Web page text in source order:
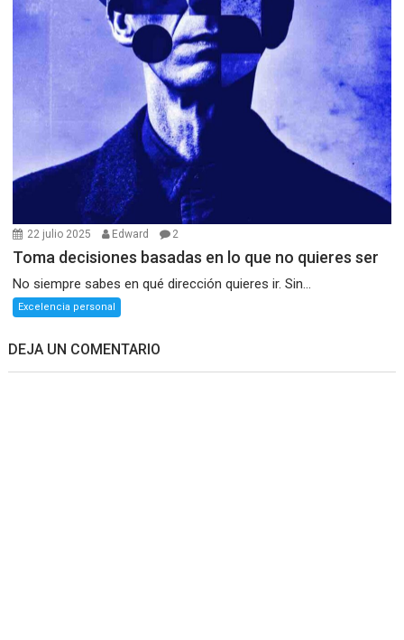
22 julio 2025 Edward 2
Toma decisiones basadas en lo que no quieres ser
No siempre sabes en qué dirección quieres ir. Sin...
Excelencia personal
DEJA UN COMENTARIO